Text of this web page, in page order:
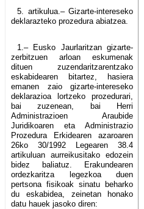
5. artikulua.– Gizarte-intereseko
deklarazteko prozedura abiatzea.
1.– Eusko Jaurlaritzan gizarte-
zerbitzuen arloan eskumenak
dituen zuzendaritzarentzako
eskabidearen bitartez, hasiera
emanen zaio gizarte-intereseko
deklarazioa lortzeko prozedurari,
bai zuzenean, bai Herri
Administrazioen Araubide
Juridikoaren eta Administrazio
Prozedura Erkidearen azaroaren
26ko 30/1992 Legearen 38.4
artikuluan aurreikusitako edozein
bidez baliatuz. Erakundearen
ordezkaritza legezkoa duen
pertsona fisikoak sinatu beharko
du eskabidea, zeinetan honako
datu hauek jasoko diren: